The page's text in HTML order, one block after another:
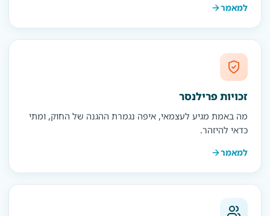
למאמר
זכויות פרילנסר
מה באמת מגיע לעצמאי, איפה נגמרת ההגנה של החוק, ומתי
כדאי להיזהר.
למאמר